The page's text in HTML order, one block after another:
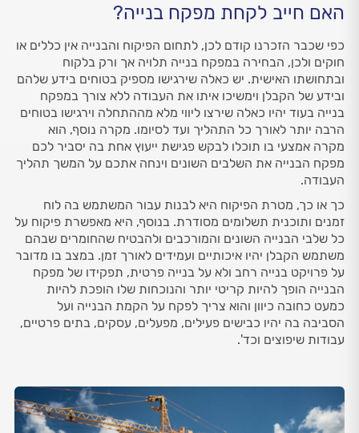
האם חייב לקחת מפקח בנייה?
כפי שכבר הזכרנו קודם לכן, לתחום הפיקוח והבנייה אין כללים או
חוקים ולכן, הבחירה במפקח בנייה תלויה אך ורק בלקוח
ובתחושתו האישית. יש כאלה שירגישו מספיק בטוחים בידע שלהם
ובידע של הקבלן וימשיכו איתו את העבודה ללא צורך במפקח
בנייה בעוד יהיו כאלה שירצו ליווי מלא מההתחלה וירגישו בטוחים
הרבה יותר לאורך כל התהליך ועד לסיומו. מקרה נוסף, הוא
מקרה אמצעי בו תוכלו לבקש פגישת ייעוץ אחת בה יסביר לכם
מפקח הבנייה את השלבים השונים וינחה אתכם על המשך תהליך
העבודה.
כך או כך, מטרת הפיקוח היא לבנות עבור המשתמש בה לוח
זמנים ותוכנית תשלומים מסודרת. בנוסף, היא מאפשרת פיקוח על
כל שלבי הבנייה השונים והמורכבים ולהבטיח שהחומרים שבהם
משתמש הקבלן יהיו איכותיים ועמידים לאורך זמן. במצב בו מדובר
על פרויקט בנייה רחב ולא על בנייה פרטית, תפקידו של מפקח
הבנייה הופך להיות קריטי יותר והנוכחות שלו הופכת להיות
כמעט כחובה כיוון והוא צריך לפקח על הקמת הבנייה ועל
הסביבה בה יהיו כבישים פעילים, מפעלים, עסקים, בתים פרטיים,
עבודות שיפוצים וכד'.